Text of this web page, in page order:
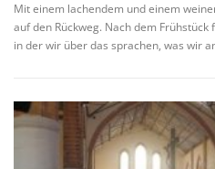
Mit einem lachendem und einem
auf den Rückweg. Nach dem
in der wir über das sprachen, was wir